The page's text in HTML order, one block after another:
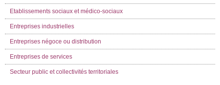
Etablissements sociaux et médico-sociaux
Entreprises industrielles
Entreprises négoce ou distribution
Entreprises de services
Secteur public et collectivités territoriales